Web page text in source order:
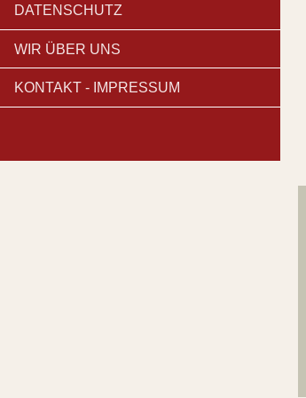
DATENSCHUTZ
WIR ÜBER UNS
KONTAKT - IMPRESSUM